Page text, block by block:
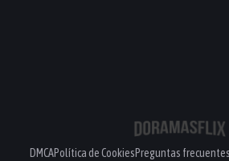
DMCAPolítica de CookiesPreguntas frecuentes